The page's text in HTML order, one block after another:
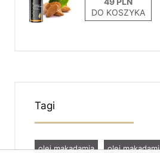
DO KOSZYKA
Tagi
olej makadamia olej